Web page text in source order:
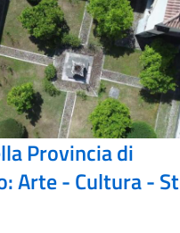
Provincia di
Arte - Cultura -